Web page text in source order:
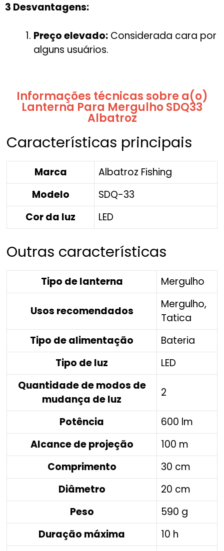
3 Desvantagens:
Preço elevado: Considerada cara por
alguns usuários.
Informações técnicas sobre a(o)
Lanterna Para Mergulho SDQ33
Albatroz
Características principais
Marca
Albatroz Fishing
Modelo
SDQ-33
Cor da luz
LED
Outras características
Tipo de lanterna Mergulho
Usos recomendados
Mergulho,
Tatica
Tipo de alimentação
Bateria
Tipo de luz
LED
Quantidade de modos de
mudança de luz
2
Potência
600 lm
Alcance de projeção
100 m
Comprimento
30 cm
Diâmetro
20 cm
Peso
590 g
Duração máxima
10 h